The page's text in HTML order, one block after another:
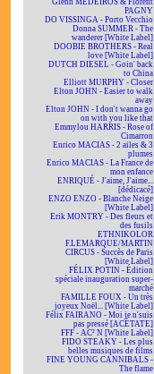
Glenn MEDEIROS & Florent
PAGNY
DO VISSINGA - Porto Vecchio
Donna SUMMER - The
wanderer [White Label]
DOOBIE BROTHERS - Real
love [White Label]
DUTCH DIESEL - Goin' back
to China
Elliott MURPHY - Closer
Elton JOHN - Easier to walk
away
Elton JOHN - I don't wanna go
on with you like that
Emmylou HARRIS - Rose of
Cimarron
Enrico MACIAS - 2 ailes & 3
plumes
Enrico MACIAS - La France de
mon enfance
ENRIQUÉ - J'aime, J'aime...
[dédicacé]
ENZO ENZO - Blanche Neige
[White Label]
Erik MONTRY - Des fleurs et
des fusils
ETHNIKOLOR
F.LEMARQUE/MARTIN
CIRCUS - Succès de Paris
[White Label]
FÉLIX POTIN - Édition
spéciale inauguration super-
marché
FAMILLE FOUX - Un très
joyeux Noël... [White Label]
Félix FAIRANO - Moi je n'suis
pas pressé [ACÉTATE]
FFF - AC² N [White Label]
FIDO STEAKY - Les plus
belles musiques de films
FINE YOUNG CANNIBALS -
The flame